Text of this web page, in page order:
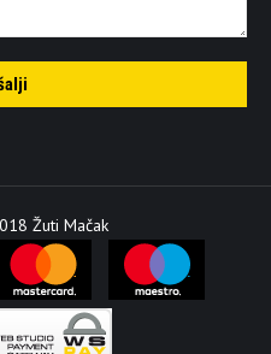
Žuti Mačak